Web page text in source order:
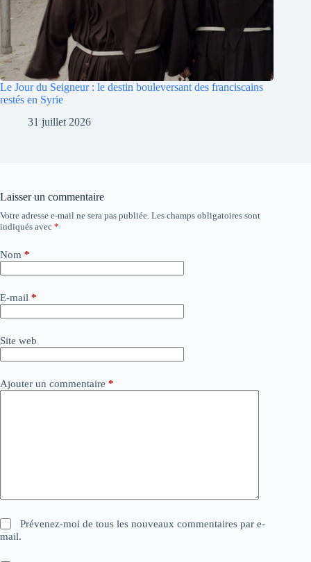
Le Jour du Seigneur : le destin bouleversant des franciscains
restés en Syrie
31 juillet 2026
Laisser un commentaire
Votre adresse e-mail ne sera pas publiée. Les champs obligatoires sont
indiqués avec *
Nom *
E-mail *
Site web
Ajouter un commentaire *
Prévenez-moi de tous les nouveaux commentaires par e-
mail.
A
l
e
n
a
t
i
e